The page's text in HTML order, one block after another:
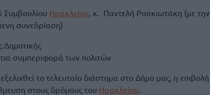
Συμβουλίου Ηρακλείου, κ. Παντελή Ρυακιωτάκη (με την
συνεδρίαση)
συμπεριφορά των πολιτών
το τελευταίο διάστημα στο Δήμο μας, η επιβολή
στους δρόμους του Ηρακλείου.